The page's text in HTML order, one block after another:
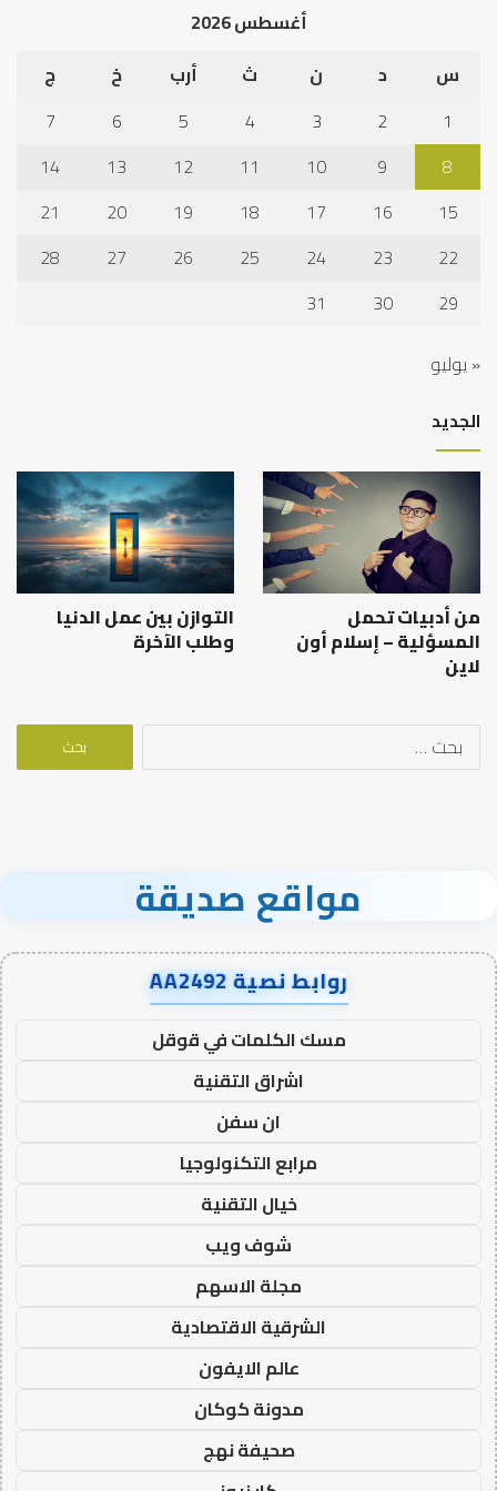
أغسطس 2026
س
د ن ث أرب خ
ج
1
2
3
4
5
6
7
8
9
10
11
12
13
14
15
16
17
18
19
20
21
22
23
24
25
26
27
28
29
30
31
« يوليو
الجديد
من أدبيات تحمل
المسؤلية – إسلام أون
لاين
التوازن بين عمل الدنيا
وطلب الآخرة
البحث
مواقع صديقة
روابط نصية AA2492
مسك الكلمات في قوقل
اشراق التقنية
ان سفن
مرابع التكنولوجيا
خيال التقنية
شوف ويب
مجلة الاسهم
الشرقية الاقتصادية
عالم الايفون
مدونة كوكان
صحيفة نهج